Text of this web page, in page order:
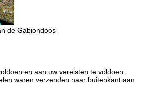
de Gabiondoos
en aan uw vereisten te voldoen.
waren verzenden naar buitenkant aan